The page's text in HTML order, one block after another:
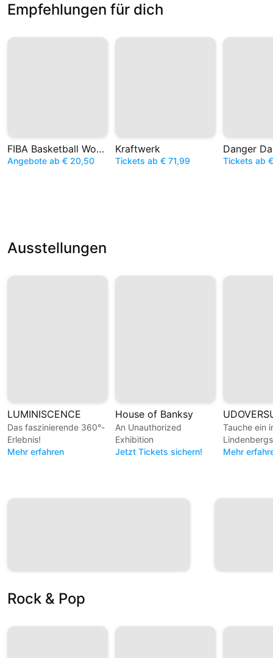
Empfehlungen für dich
FIBA Basketball World Cup
Angebote ab € 20,50
Kraftwerk
Tickets ab € 71,99
Danger
Tickets ab
Ausstellungen
LUMINISCENCE
Das faszinierende 360°-
Erlebnis!
Mehr erfahren
House of Banksy
An Unauthorized
Exhibition
Jetzt Tickets sichern!
Tauche ein
Lindenbergs
Mehr
Rock & Pop